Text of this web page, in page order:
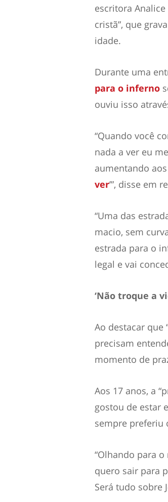
escritora
cristã”, que
idade.
Durante uma
para o inferno
ouviu isso
“Quando você
nada a ver eu
aumentando aos
ver’”, disse em
“Uma das
macio, sem
estrada para o
legal e vai
‘Não troque a
Ao destacar que
precisam
momento de
Aos 17 anos, a
gostou de estar
sempre preferiu
“Olhando para
quero sair para
Será tudo sobre